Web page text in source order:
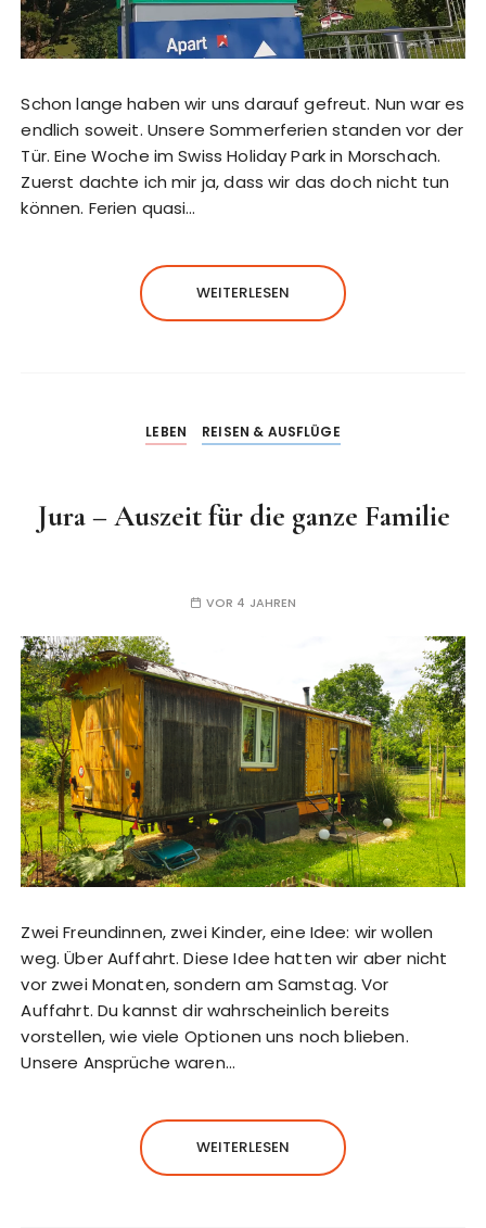
Schon lange haben wir uns darauf gefreut. Nun war es
endlich soweit. Unsere Sommerferien standen vor der
Tür. Eine Woche im Swiss Holiday Park in Morschach.
Zuerst dachte ich mir ja, dass wir das doch nicht tun
können. Ferien quasi…
WEITERLESEN
LEBEN REISEN & AUSFLÜGE
Jura – Auszeit für die ganze Familie
VOR 4 JAHREN
Zwei Freundinnen, zwei Kinder, eine Idee: wir wollen
weg. Über Auffahrt. Diese Idee hatten wir aber nicht
vor zwei Monaten, sondern am Samstag. Vor
Auffahrt. Du kannst dir wahrscheinlich bereits
vorstellen, wie viele Optionen uns noch blieben.
Unsere Ansprüche waren…
WEITERLESEN